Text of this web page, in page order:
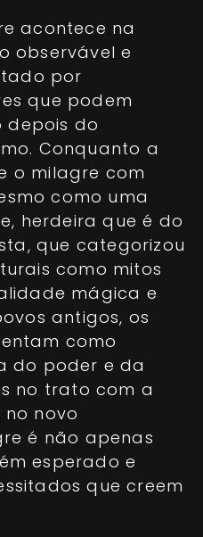
acontece na
observável e
por
que podem
depois do
Conquanto a
o milagre com
como uma
herdeira que é do
que categorizou
como mitos
mágica e
antigos, os
como
do poder e da
no trato com a
no novo
é não apenas
esperado e
que creem